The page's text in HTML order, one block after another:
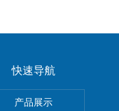
快速导航
产品展示